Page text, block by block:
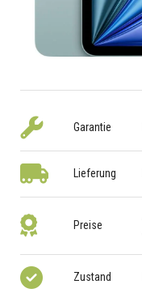
Garantie
Lieferung
Preise
Zustand